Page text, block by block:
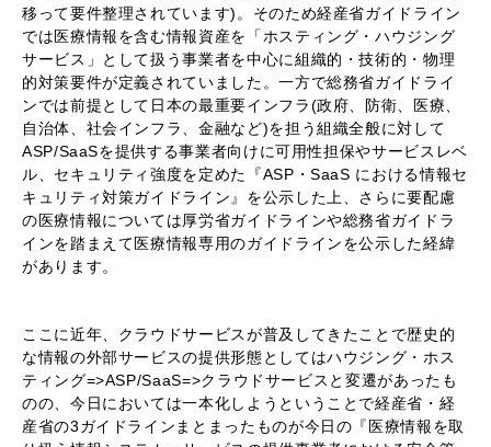
移って要件整理されています)。そのため経産省ガイドライン
では医療情報を含む情報資産を「ホスティング・ハウジング
サービス」として扱う事業者を中心に組織的・技術的・物理
的対策要件が定義されていました。一方で総務省ガイドライ
ンでは前提として日本の最重要インフラ(政府、防衛、医療、
自治体、社会インフラ、金融など)を担う組織全般に対して
ASP/SaaSを提供する事業者向けに可用性担保やサービスレベ
ル、セキュリティ強度を定めた『ASP・SaaS における情報セ
キュリティ対策ガイドライン』を公示した上、さらに要配慮
の医療情報については厚労省ガイドラインや総務省ガイドラ
インを踏まえて医療情報専用のガイドラインを公示した経緯
があります。
ここに近年、クラウドサービスが普及してきたことで歴史的
な情報の外部サービスの提供形態としてはハウジング・ホス
ティング=>ASP/SaaS=>クラウドサービスと変遷があったも
のの、今日においては一本化しようということで経産省・経
産省の3ガイドラインまとまったものが今日の『医療情報を取